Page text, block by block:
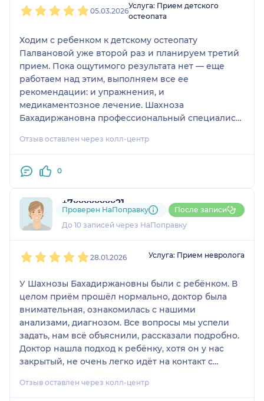
05.03.2026
Услуга: Прием детского
остеопата
Ходим с ребенком к детскому остеопату
Палвановой уже второй раз и планируем третий
прием. Пока ощутимого результата нет — еще
работаем над этим, выполняем все ее
рекомендации: и упражнения, и
медикаментозное лечение. Шахноза
Бахадиржановна профессиональный специалист,
хорошо, вежливая и грамотная. Пойдём к ней
Отзыв оставлен через колл-центр
0
+7xxxxxxxx21
2 отзыва
До 10 записей через НаПоправку
Проверен НаПоправку После записи
28.01.2026 Услуга: Прием невролога
У Шахнозы Бахадиржановны были с ребёнком. В
целом приём прошёл нормально, доктор была
внимательная, ознакомилась с нашими
анализами, диагнозом. Все вопросы мы успели
задать, нам всё объяснили, рассказали подробно.
Доктор нашла подход к ребёнку, хотя он у нас
закрытый, не очень легко идёт на контакт с
спокойно, общение прошло нормально. Нас сразу
Отзыв оставлен через колл-центр